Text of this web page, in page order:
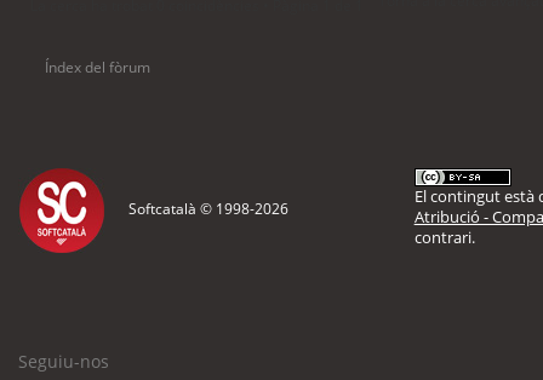
Índex del fòrum
Softcatalà © 1998-2026
El contingut està
Atribució -
contrari.
Seguiu-nos